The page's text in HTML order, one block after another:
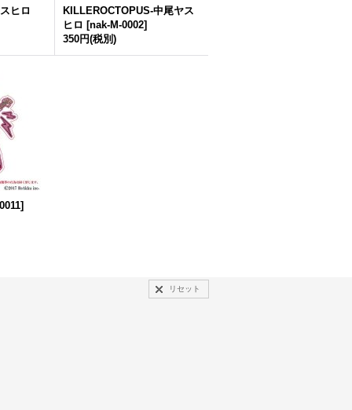
ヒロ
KILLEROCTOPUS-中尾ヤス
ヒロ [nak-M-0002]
350円(税別)
]
リセット